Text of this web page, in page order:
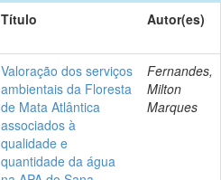
Título Autor(es)
Valoração dos serviços
ambientais da Floresta
de Mata Atlântica
associados à
qualidade e
quantidade da água
Fernandes,
Milton
Marques